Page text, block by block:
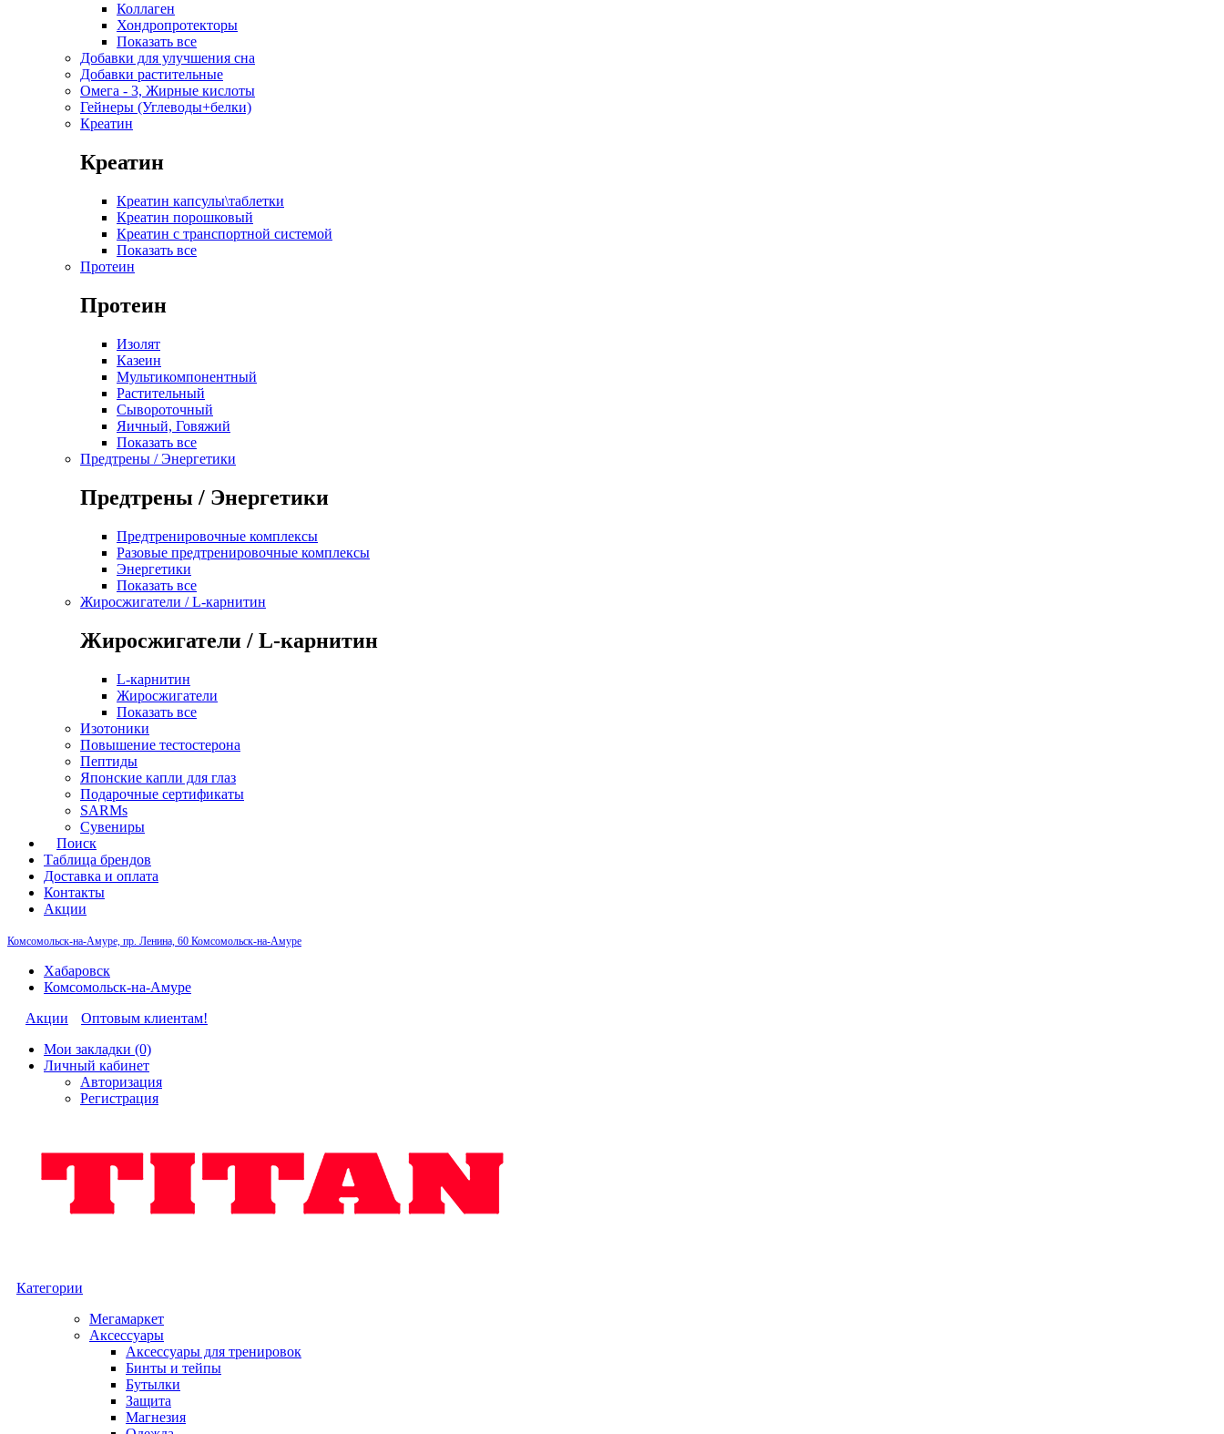
Коллаген
Хондропротекторы
Показать все
Добавки для улучшения сна
Добавки растительные
Омега - 3, Жирные кислоты
Гейнеры (Углеводы+белки)
Креатин
Креатин
Креатин капсулы\таблетки
Креатин порошковый
Креатин с транспортной системой
Показать все
Протеин
Протеин
Изолят
Казеин
Мультикомпонентный
Растительный
Сывороточный
Яичный, Говяжий
Показать все
Предтрены / Энергетики
Предтрены / Энергетики
Предтренировочные комплексы
Разовые предтренировочные комплексы
Энергетики
Показать все
Жиросжигатели / L-карнитин
Жиросжигатели / L-карнитин
L-карнитин
Жиросжигатели
Показать все
Изотоники
Повышение тестостерона
Пептиды
Японские капли для глаз
Подарочные сертификаты
SARMs
Сувениры
Поиск
Таблица брендов
Доставка и оплата
Контакты
Акции
Комсомольск-на-Амуре, пр. Ленина, 60 Комсомольск-на-Амуре
Хабаровск
Комсомольск-на-Амуре
Акции
Оптовым клиентам!
Мои закладки (0)
Личный кабинет
Авторизация
Регистрация
Категории
Мегамаркет
Аксессуары
Аксессуары для тренировок
Бинты и тейпы
Бутылки
Защита
Магнезия